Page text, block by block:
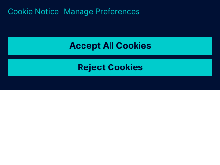
Start per aumentare il ritorno sull'investimento.